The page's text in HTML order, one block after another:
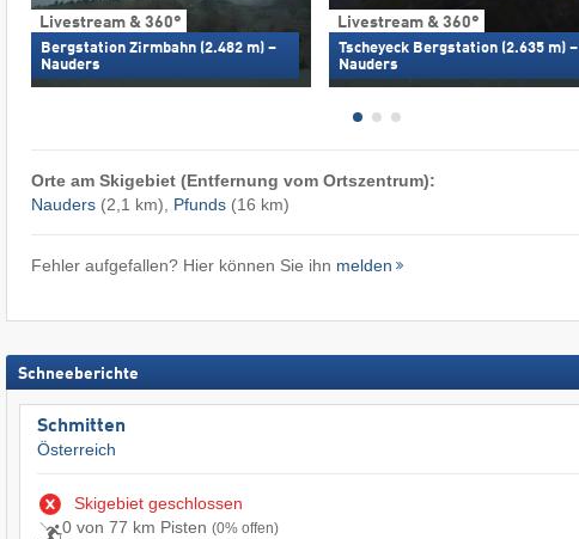
Livestream & 360°
Bergstation Zirmbahn (2.482 m) –
Nauders
Livestream & 360°
Tscheyeck Bergstation (2.635 m) –
Nauders
Orte am Skigebiet (Entfernung vom Ortszentrum):
Nauders(2,1 km), Pfunds(16 km)
Fehler aufgefallen? Hier können Sie ihn melden
Schneeberichte
Schmitten
Österreich
Skigebiet geschlossen
0 von 77 km Pisten (0% offen)